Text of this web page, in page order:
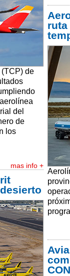
de
del
de
los
mas info +
ruta